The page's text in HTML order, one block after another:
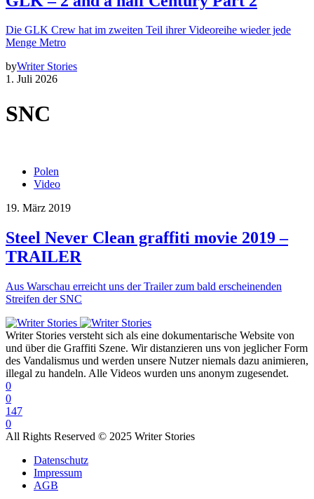
Die GLK Crew hat im zweiten Teil ihrer Videoreihe wieder jede
Menge Metro
byWriter Stories
1. Juli 2026
SNC
Polen
Video
19. März 2019
Steel Never Clean graffiti movie 2019 –
TRAILER
Aus Warschau erreicht uns der Trailer zum bald erscheinenden
Streifen der SNC
Writer Stories versteht sich als eine dokumentarische Website von
und über die Graffiti Szene. Wir distanzieren uns von jeglicher Form
des Vandalismus und werden unsere Nutzer niemals dazu animieren,
illegal zu handeln. Alle Videos wurden uns anonym zugesendet.
0
0
147
0
All Rights Reserved © 2025 Writer Stories
Datenschutz
Impressum
AGB